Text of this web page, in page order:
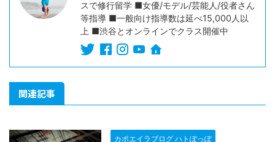
スで修行留学 ■女優/モデル/芸能人/役者さん
等指導 ■一般向け指導数は延べ15,000人以
上 ■渋谷とオンラインでクラス開催中
関連記事
カポエイラブログ ハトぽっぽ